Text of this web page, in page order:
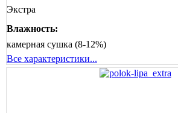
Экстра
Влажность:
камерная сушка (8-12%)
Все характеристики...